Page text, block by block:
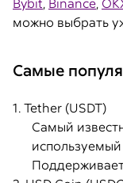
Bybit, Binance,
можно выбрать
Самые
1. Tether (USDT)
Самый